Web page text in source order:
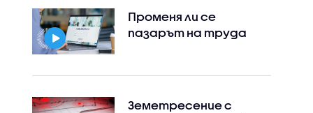
Променя ли се
пазарът на труда
Земетресение с